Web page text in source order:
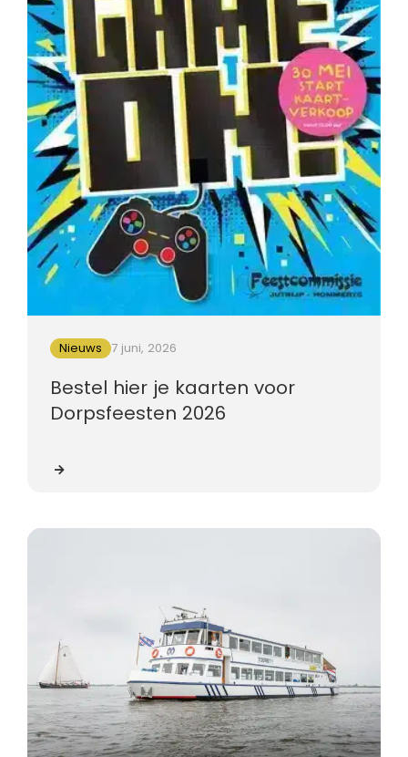
Bestel hier je kaarten voor
Dorpsfeesten 2026
7 juni, 2026
Nieuws